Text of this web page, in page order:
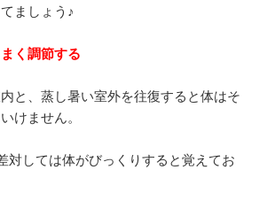
ましょう♪
く調節する
と、蒸し暑い室外を往復すると体はそ
けません。
対しては体がびっくりすると覚えてお